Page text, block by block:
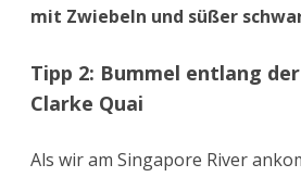
mit Zwiebeln und süßer
Tipp 2: Bummel entlang
Clarke Quai
Als wir am Singapore River